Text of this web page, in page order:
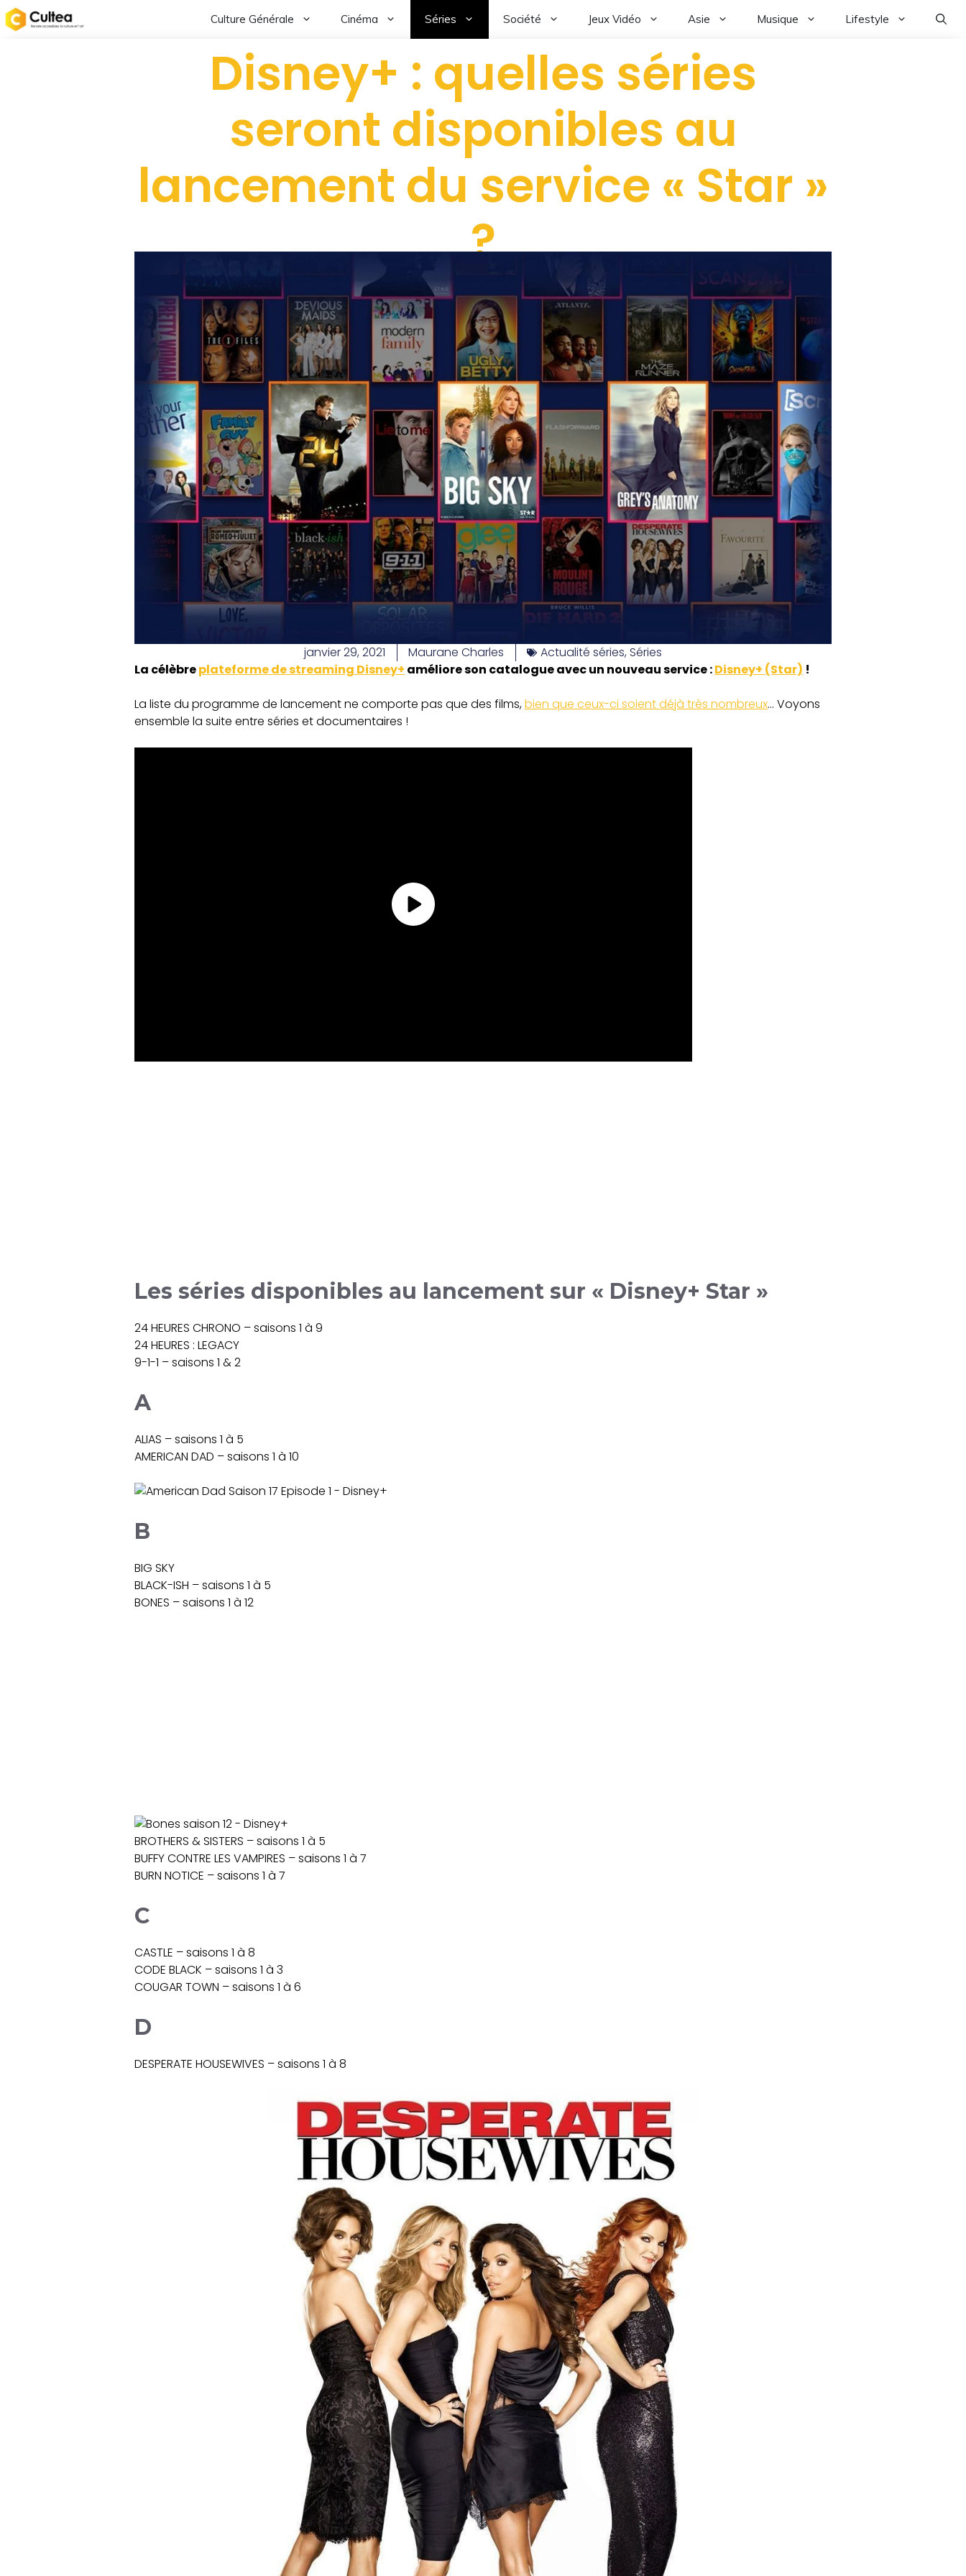
Culture Générale Cinéma Séries Société Jeux Vidéo Asie Musique Lifestyle
Disney+ : quelles séries
seront disponibles au
lancement du service « Star »
?
janvier 29, 2021 Maurane Charles Actualité séries,Séries
La célèbreplateforme de streaming Disney+ améliore son catalogue avec un nouveau service :Disney+ (Star) !
La liste du programme de lancement ne comporte pas que des films,bien que ceux-ci soient déjà très nombreux… Voyons
ensemble la suite entre séries et documentaires !
Les séries disponibles au lancement sur « Disney+ Star »
24 HEURES CHRONO – saisons 1 à 9
24 HEURES : LEGACY
9-1-1 – saisons 1 & 2
A
ALIAS – saisons 1 à 5
AMERICAN DAD – saisons 1 à 10
B
BIG SKY
BLACK-ISH – saisons 1 à 5
BONES – saisons 1 à 12
BROTHERS & SISTERS – saisons 1 à 5
BUFFY CONTRE LES VAMPIRES – saisons 1 à 7
BURN NOTICE – saisons 1 à 7
C
CASTLE – saisons 1 à 8
CODE BLACK – saisons 1 à 3
COUGAR TOWN – saisons 1 à 6
D
DESPERATE HOUSEWIVES – saisons 1 à 8